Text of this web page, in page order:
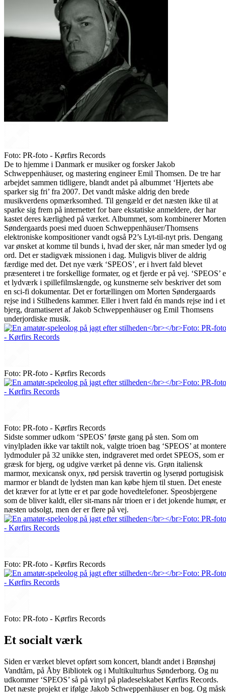
Foto: PR-foto - Kørfirs Records
De to hjemme i Danmark er musiker og forsker Jakob
Schweppenhäuser, og mastering engineer Emil Thomsen. De tre har
arbejdet sammen tidligere, blandt andet på albummet ‘Hjertets abe
sparker sig fri’ fra 2007. Det vandt måske aldrig den brede
musikverdens opmærksomhed. Til gengæld er det næsten ikke til at
sparke sig frem på internettet for bare ekstatiske anmeldere, der har
kastet deres kærlighed på værket. Albummet, som kombinerer Morten
Søndergaards poesi med duoen Schweppenhäuser/Thomsens
elektroniske kompositioner vandt også P2’s Lyt-til-nyt pris. Dengang
var ønsket at komme til bunds i, hvad der sker, når man smeder lyd og
ord. Det er stadigvæk missionen i dag. Muligvis bliver de aldrig
færdige med det. Det nye værk ‘SPEOS’, er i hvert fald blevet
præsenteret i tre forskellige formater, og et fjerde er på vej. ‘SPEOS’
et lydværk i spillefilmslængde, og kunstnerne selv beskriver det som
en sci-fi dokumentar. Det er fortællingen om Morten Søndergaards
rejse ind i Stilhedens kammer. Eller i hvert fald én mands rejse ind i et
bjerg, dramatiseret af Jakob Schweppenhäuser og Emil Thomsens
underjordiske musik.
Foto: PR-foto - Kørfirs Records
Foto: PR-foto - Kørfirs Records
Sidste sommer udkom ‘SPEOS’ første gang på sten. Som om
vinylpladen ikke var taktilt nok, valgte trioen bag ‘SPEOS’ at montere
lydmoduler på 32 unikke sten, indgraveret med ordet SPEOS, som er
græsk for bjerg, og udgive værket på denne vis. Grøn italiensk
marmor, mexicansk onyx, rød persisk travertin og lyserød portugisisk
marmor er blandt de lydsten man kan købe hjem til stuen. Det eneste
det kræver for at lytte er et par gode hovedtelefoner. Speosbjergene
som de bliver kaldt, eller sit-mans når trioen er i det jokende humør, er
næsten udsolgt, men der er flere på vej.
Foto: PR-foto - Kørfirs Records
Foto: PR-foto - Kørfirs Records
Et socialt værk
Siden er værket blevet opført som koncert, blandt andet i Brønshøj
Vandtårn, på Åby Bibliotek og i Multikulturhus Sønderborg. Og nu
udkommer ‘SPEOS’ så på vinyl på pladeselskabet Kørfirs Records.
Det næste projekt er ifølge Jakob Schweppenhäuser en bog. Og